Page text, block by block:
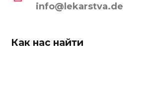
info@lekarstva.de
Как нас найти